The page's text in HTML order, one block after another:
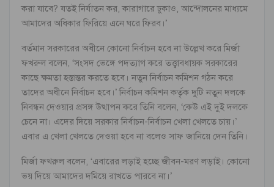
করা যাবে? যতই নির্যাতন কর, কারাগারে ঢুকাও, আন্দোলনের মাধ্যমে
আমাদের অধিকার ফিরিয়ে এনে ঘরে ফিরব।’
বর্তমান সরকারের অধীনে কোনো নির্বাচন হবে না উল্লেখ করে মির্জা
ফখরুল বলেন, ‘সংসদ ভেঙ্গে পদত্যাগ করে তত্ত্বাবধায়ক সরকারের
কাছে ক্ষমতা হস্তান্তর করতে হবে। নতুন নির্বাচন কমিশন গঠন করে
তাদের অধীনে নির্বাচন হবে।’ নির্বাচন কমিশন কর্তৃক দুটি নতুন দলকে
নিবন্ধন দেওয়ার প্রসঙ্গ উত্থাপন করে তিনি বলেন, ‘কেউ এই দুই দলকে
চেনে না। এদের দিয়ে সরকার নির্বাচন-নির্বাচন খেলা খেলতে চায়।’
এবার এ খেলা খেলতে দেওয়া হবে না বলেও সাফ জানিয়ে দেন তিনি।
মির্জা ফখরুল বলেন, ‘এবারের লড়াই হচ্ছে জীবন-মরণ লড়াই। কোনো
ভয় দিয়ে আমাদের দমিয়ে রাখতে পারবে না।’